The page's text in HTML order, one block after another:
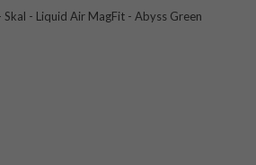
- Liquid Air MagFit - Abyss Green